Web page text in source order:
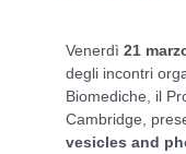
Venerdì 21
degli incontri
Biomediche
il
Cambridge,
vesicles and